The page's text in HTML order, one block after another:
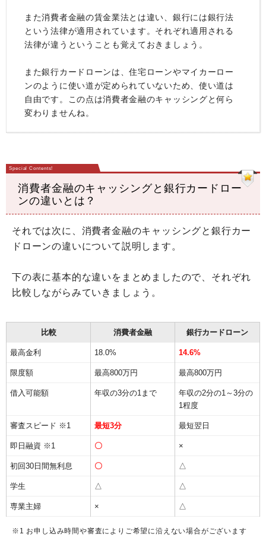
また消費者金融の賃金業法とは違い、銀行には銀行法
という法律が適用されています。それぞれ適用される
法律が違うということも覚えておきましょう。
また銀行カードローンは、住宅ローンやマイカーロー
ンのように使い道が定められていないため、使い道は
自由です。この点は消費者金融のキャッシングと何ら
変わりませんね。
消費者金融のキャッシングと銀行カードロー
ンの違いとは？
それでは次に、消費者金融のキャッシングと銀行カー
ドローンの違いについて説明します。
下の表に基本的な違いをまとめましたので、それぞれ
比較しながらみていきましょう。
比較 消費者金融 銀行カードローン
最高金利 18.0% 14.6%
限度額 最高800万円 最高800万円
借入可能額 年収の3分の1まで
年収の2分の1～3分の
1程度
審査スピード ※1 最短3分 最短翌日
即日融資 ※1 〇 ×
初回30日間無利息 〇 △
学生 △ △
専業主婦 × △
※1 お申し込み時間や審査によりご希望に沿えない場合がございます